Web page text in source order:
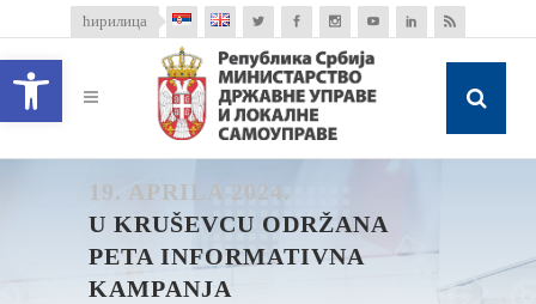
Open toolbar
ћирилица
19. APRILA 2024.
U KRUŠEVCU ODRŽANA
PETA INFORMATIVNA
KAMPANJA